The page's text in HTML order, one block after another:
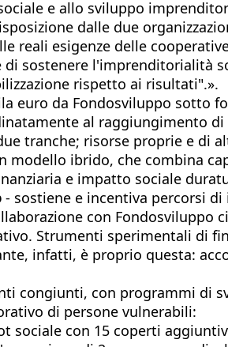
e allo sviluppo
dalle due
reali esigenze delle
l'imprenditorialità
rispetto ai risultati".».
euro da Fondosviluppo sotto
al raggiungimento
tranche; risorse proprie e di
ibrido, che combina
e impatto sociale
- sostiene e incentiva percorsi
con Fondosviluppo
Strumenti sperimentali di
infatti, è proprio questa:
congiunti, con programmi di
di persone vulnerabili:
sociale con 15 coperti